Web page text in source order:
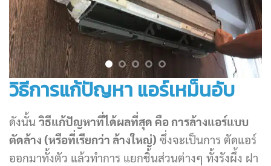
วิธีการแก้ปัญหา แอร์เหม็นอับ
ดังนั้นวิธีแก้ปัญหาที่ได้ผลที่สุด คือ การล้างแอร์แบบ
ตัดล้าง (หรือที่เรียกว่า ล้างใหญ่) ซึ่งจะเป็นการ ตัดแอร์
ออกมาทั้งตัว แล้วทำการ แยกชิ้นส่วนต่างๆ ทั้งรังผึ้ง ฝา